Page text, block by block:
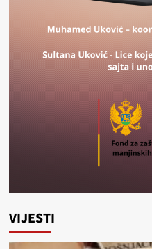
VIJESTI